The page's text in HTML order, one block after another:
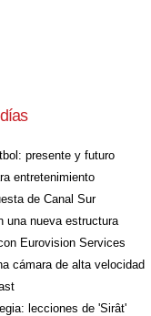
presente y futuro
entretenimiento
de Canal Sur
una nueva estructura
Eurovision Services
cámara de alta velocidad
lecciones de 'Sirât'